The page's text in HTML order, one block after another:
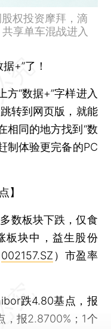
权投资摩拜，滴
享单车混战进入
+”了！
“数据+”字样进入
转到网页版，就能
相同的地方找到“数
制体验更完备的PC
板块下跌，仅食
板块中，益生股份
002157.SZ ）市盈率
跌4.80基点，报
，报2.8700%；1个